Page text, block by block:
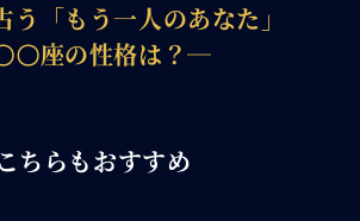
う「もう一人のあなた」
〇座の性格は？―
こちらもおすすめ